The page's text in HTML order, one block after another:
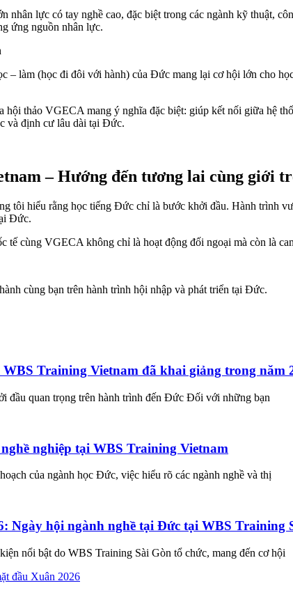
nhân lực có tay nghề cao, đặc biệt trong các ngành kỹ thuật,
ứng nguồn nhân lực.
– làm (học đi đôi với hành) của Đức mang lại cơ hội lớn cho
hội thảo VGECA mang ý nghĩa đặc biệt: giúp kết nối giữa hệ
và định cư lâu dài tại Đức.
– Hướng đến tương lai cùng giới
tôi hiểu rằng học tiếng Đức chỉ là bước khởi đầu. Hành trình
Đức.
tế cùng VGECA không chỉ là hoạt động đối ngoại mà còn là
cùng bạn trên hành trình hội nhập và phát triển tại Đức.
Training Vietnam đã khai giảng trong năm
đầu quan trọng trên hành trình đến Đức Đối với những bạn
nghiệp tại WBS Training Vietnam
của ngành học Đức, việc hiểu rõ các ngành nghề và thị
Ngày hội ngành nghề tại Đức tại WBS Training
nổi bật do WBS Training Sài Gòn tổ chức, mang đến cơ hội